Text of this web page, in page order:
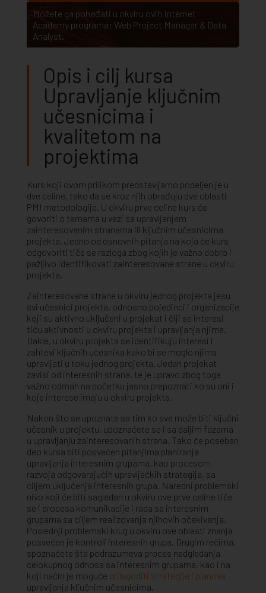
Možete ga pohađati u okviru ovih Internet
Academy programa: Web Project Manager & Data
Analyst.
Opis i cilj kursa
Upravljanje ključnim
učesnicima i
kvalitetom na
projektima
Kurs koji ovom prilikom predstavljamo podeljen je u
dve celine, tako da se kroz njih obrađuju dve oblasti
PMI metodologije. U okviru prve celine kurs će
govoriti o temama u vezi sa upravljanjem
zainteresovanim stranama ili ključnim učesnicima
projekta. Jedno od osnovnih pitanja na koja će kurs
odgovoriti tiče se razloga zbog kojih je važno dobro i
pažljivo identifikovati zainteresovane strane u okviru
projekta.
Zainteresovane strane u okviru jednog projekta jesu
svi učesnici projekta, odnosno pojedinci i organizacije
koji su aktivno uključeni u projekat i čiji se interesi
tiču aktivnosti u okviru projekta i upravljanja njime.
Dakle, u okviru projekta se identifikuju interesi i
zahtevi ključnih učesnika kako bi se moglo njima
upravljati u toku jednog projekta. Jedan projekat
zavisi od interesnih strana, te je upravo zbog toga
važno odmah na početku jasno prepoznati ko su oni i
koje interese imaju u okviru projekta.
Nakon što se upoznate sa tim ko sve može biti ključni
učesnik u projektu, upoznaćete se i sa daljim fazama
u upravljanju zainteresovanih strana. Tako će poseban
deo kursa biti posvećen pitanjima planiranja
upravljanja interesnim grupama, kao procesom
razvoja odgovarajućih upravljačkih strategija, sa
ciljem uključenja interesnih grupa. Naredni problemski
nivo koji će biti sagledan u okviru ove prve celine tiče
se i procesa komunikacije i rada sa interesnim
grupama sa ciljem realizovanja njihovih očekivanja.
Poslednji problemski krug u okviru ove oblasti znanja
posvećen je kontroli interesnih grupa. Drugim rečima,
spoznaćete šta podrazumeva proces nadgledanja
celokupnog odnosa sa interesnim grupama, kao i na
koji način je moguće prilagoditi strategije i planove
upravljanja ključnim učesnicima.